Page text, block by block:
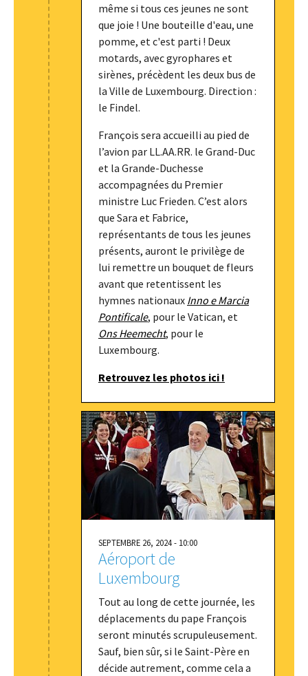
même si tous ces jeunes ne sont
que joie ! Une bouteille d'eau, une
pomme, et c'est parti ! Deux
motards, avec gyrophares et
sirènes, précèdent les deux bus de
la Ville de Luxembourg. Direction :
le Findel.
François sera accueilli au pied de
l’avion par LL.AA.RR. le Grand-Duc
et la Grande-Duchesse
accompagnées du Premier
ministre Luc Frieden. C’est alors
que Sara et Fabrice,
représentants de tous les jeunes
présents, auront le privilège de
lui remettre un bouquet de fleurs
avant que retentissent les
hymnes nationaux Inno e Marcia
Pontificale, pour le Vatican, et
Ons Heemecht, pour le
Luxembourg.
Retrouvez les photos ici !
SEPTEMBRE 26, 2024 - 10:00
Aéroport de
Luxembourg
Tout au long de cette journée, les
déplacements du pape François
seront minutés scrupuleusement.
Sauf, bien sûr, si le Saint-Père en
décide autrement, comme cela a